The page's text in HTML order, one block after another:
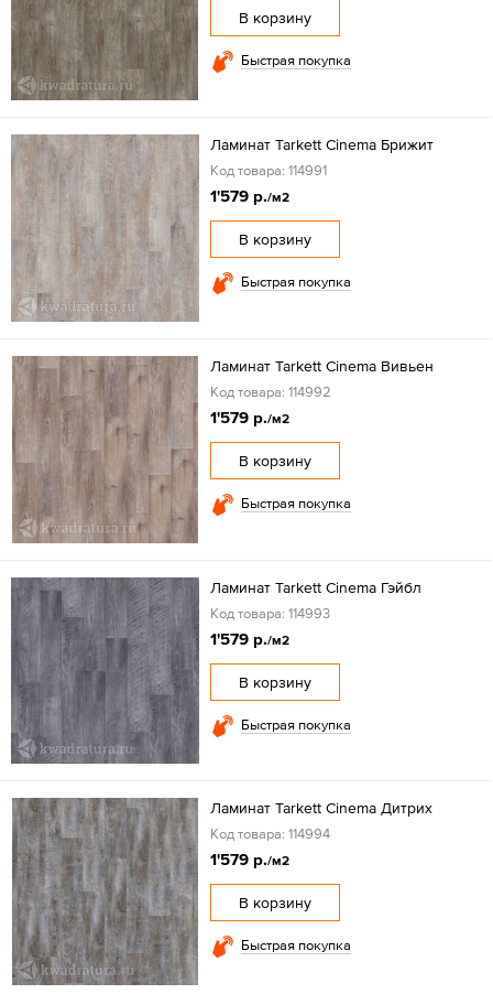
В корзину
Быстрая покупка
Ламинат Tarkett Cinema Брижит
Код товара: 114991
1'579 р./м2
В корзину
Быстрая покупка
Ламинат Tarkett Cinema Вивьен
Код товара: 114992
1'579 р./м2
В корзину
Быстрая покупка
Ламинат Tarkett Cinema Гэйбл
Код товара: 114993
1'579 р./м2
В корзину
Быстрая покупка
Ламинат Tarkett Cinema Дитрих
Код товара: 114994
1'579 р./м2
В корзину
Быстрая покупка